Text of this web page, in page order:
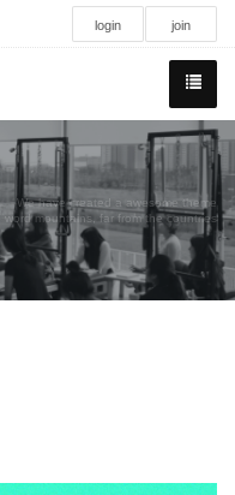
login join
We have created a awesome theme
word mountains, far from the countries